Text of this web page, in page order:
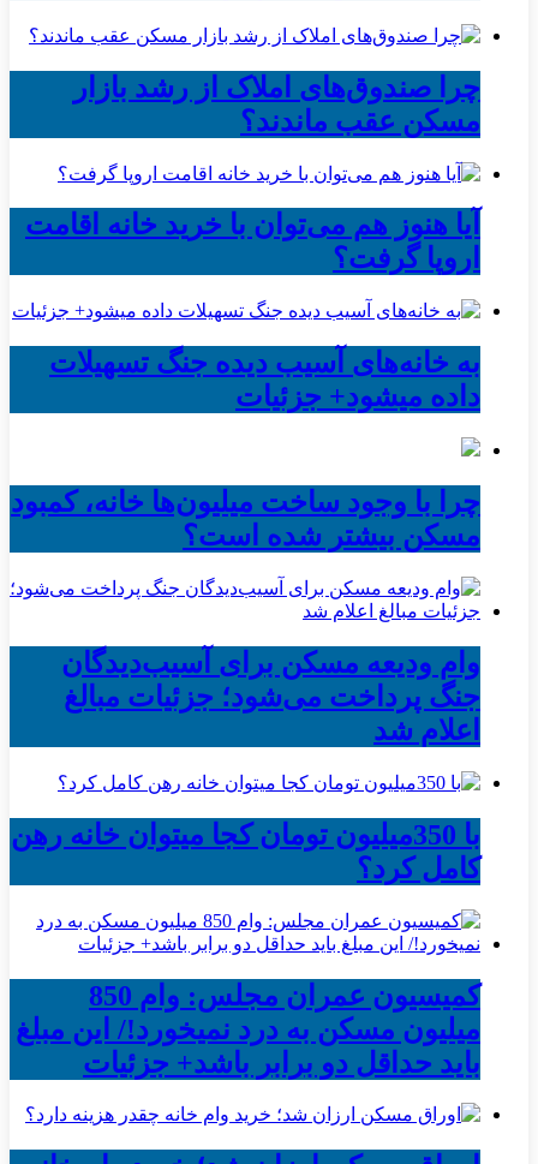
چرا صندوق‌های املاک از رشد بازار
مسکن عقب ماندند؟
آیا هنوز هم می‌توان با خرید خانه اقامت
اروپا گرفت؟
به خانه‌های آسیب دیده جنگ تسهیلات
داده میشود+ جزئیات
چرا با وجود ساخت میلیون‌ها خانه، کمبود
مسکن بیشتر شده است؟
وام ودیعه مسکن برای آسیب‌دیدگان
جنگ پرداخت می‌شود؛ جزئیات مبالغ
اعلام شد
با 350میلیون تومان کجا میتوان خانه رهن
کامل کرد؟
کمیسیون عمران مجلس: وام 850
میلیون مسکن به درد نمیخورد!/ این مبلغ
باید حداقل دو برابر باشد+ جزئیات